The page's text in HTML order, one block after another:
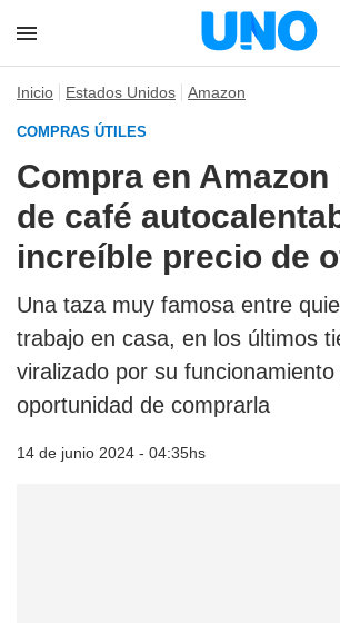
Inicio Estados Unidos Amazon
COMPRAS ÚTILES
Compra en Amazon
de café
increíble precio de
Una taza muy famosa entre
trabajo en casa, en los últimos
viralizado por su
oportunidad de comprarla
14 de junio 2024 - 04:35hs